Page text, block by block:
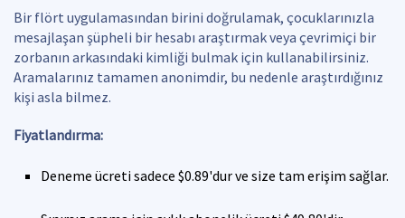
Bir flört uygulamasından birini doğrulamak, çocuklarınızla
mesajlaşan şüpheli bir hesabı araştırmak veya çevrimiçi bir
zorbanın arkasındaki kimliği bulmak için kullanabilirsiniz.
Aramalarınız tamamen anonimdir, bu nedenle araştırdığınız
kişi asla bilmez.
Fiyatlandırma:
Deneme ücreti sadece $0.89'dur ve size tam erişim sağlar.